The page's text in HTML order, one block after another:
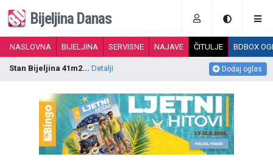
Bijeljina Danas
NASLOVNA BIJELJINA SERVISNE NAJAVE ČITULJE BDBOX
Dodaj oglas
Stan Bijeljina 41m2... Detalji